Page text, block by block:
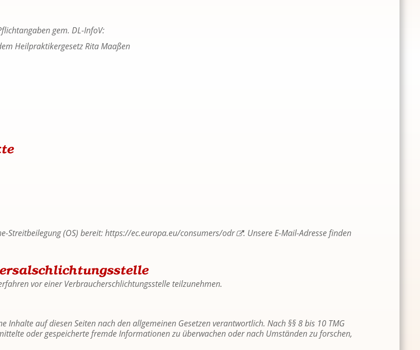
gem. DL-In­foV:
Heil­prak­ti­ker­ge­setz Rita Maa­ßen
Streit­bei­le­gung (OS) be­reit:https://​ec.​europa.​eu/​consumers/​odr
. Un­se­re E-Mail-Adres­se fin­den
vor einer Ver­brau­cher­schlich­tungs­stel­le teil­zu­neh­men.
In­hal­te auf die­sen Sei­ten nach den all­ge­mei­nen Ge­set­zen ver­ant­wort­lich. Nach §§ 8 bis 10 TMG
oder ge­spei­cher­te frem­de In­for­ma­tio­nen zu über­wa­chen oder nach Um­stän­den zu for­schen,